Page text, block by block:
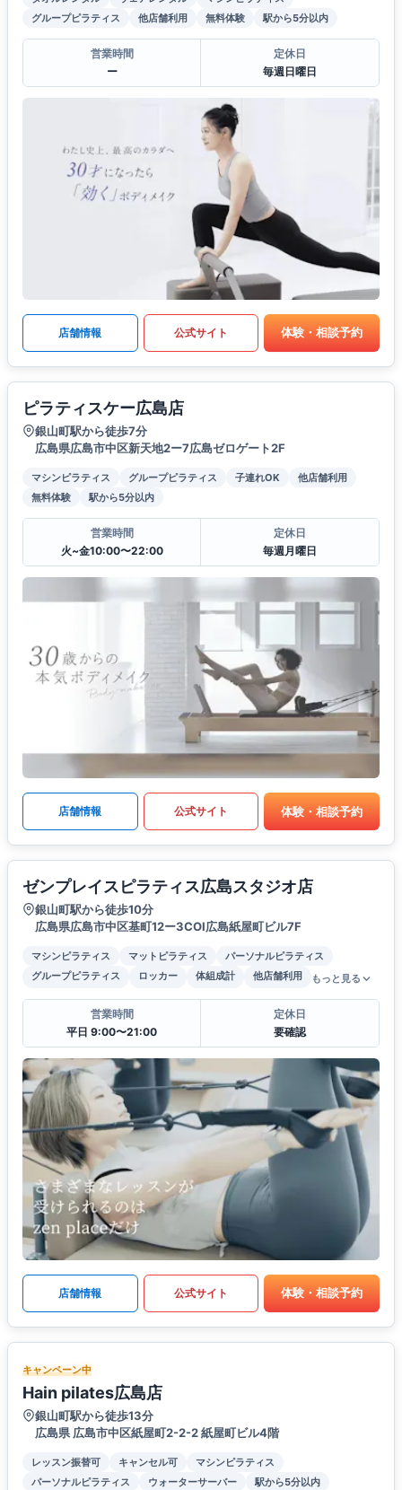
グループピラティス
他店舗利用 無料体験 駅から5分以内
営業時間
ー
定休日
毎週日曜日
店舗情報 公式サイト 体験・相談予約
ピラティスケー広島店
銀山町駅から徒歩7分
広島県広島市中区新天地2ー7広島ゼロゲート2F
マシンピラティス グループピラティス 子連れOK
他店舗利用
無料体験
駅から5分以内
営業時間
火~金10:00〜22:00
定休日
毎週月曜日
店舗情報 公式サイト 体験・相談予約
ゼンプレイスピラティス広島スタジオ店
銀山町駅から徒歩10分
広島県広島市中区基町12ー3COI広島紙屋町ビル7F
マシンピラティス マットピラティス
パーソナルピラティス
グループピラティス
ロッカー 体組成計 他店舗利用 もっと見る
営業時間
平日 9:00〜21:00
定休日
要確認
店舗情報 公式サイト 体験・相談予約
キャンペーン中
Hain pilates広島店
銀山町駅から徒歩13分
広島県 広島市中区紙屋町2-2-2 紙屋町ビル4階
レッスン振替可 キャンセル可
マシンピラティス
パーソナルピラティス
ウォーターサーバー 駅から5分以内